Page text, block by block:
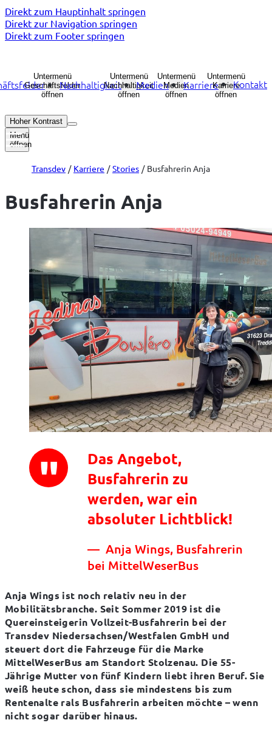
Direkt zum Hauptinhalt springen
Direkt zur Navigation springen
Direkt zum Footer springen
Untermenü
Geschäftsfelder
öffnen
Nachhaltigkeit
Untermenü
Nachhaltigkeit
öffnen
Medien
Untermenü
Medien
öffnen
Karriere
Untermenü
Karriere
öffnen
Kontakt
Hoher Kontrast
Menü
öffnen
Transdev Karriere Stories Busfahrerin Anja
Busfahrerin Anja
Das Angebot,
Busfahrerin zu
werden, war ein
absoluter Lichtblick!
Anja Wings, Busfahrerin
bei MittelWeserBus
Anja Wings ist noch relativ neu in der
Mobilitätsbranche. Seit Sommer 2019 ist die
Quereinsteigerin Vollzeit-Busfahrerin bei der
Transdev Niedersachsen/Westfalen GmbH und
steuert dort die Fahrzeuge für die Marke
MittelWeserBus am Standort Stolzenau. Die 55-
Jährige Mutter von fünf Kindern liebt ihren Beruf. Sie
weiß heute schon, dass sie mindestens bis zum
Rentenalte rals Busfahrerin arbeiten möchte – wenn
nicht sogar darüber hinaus.